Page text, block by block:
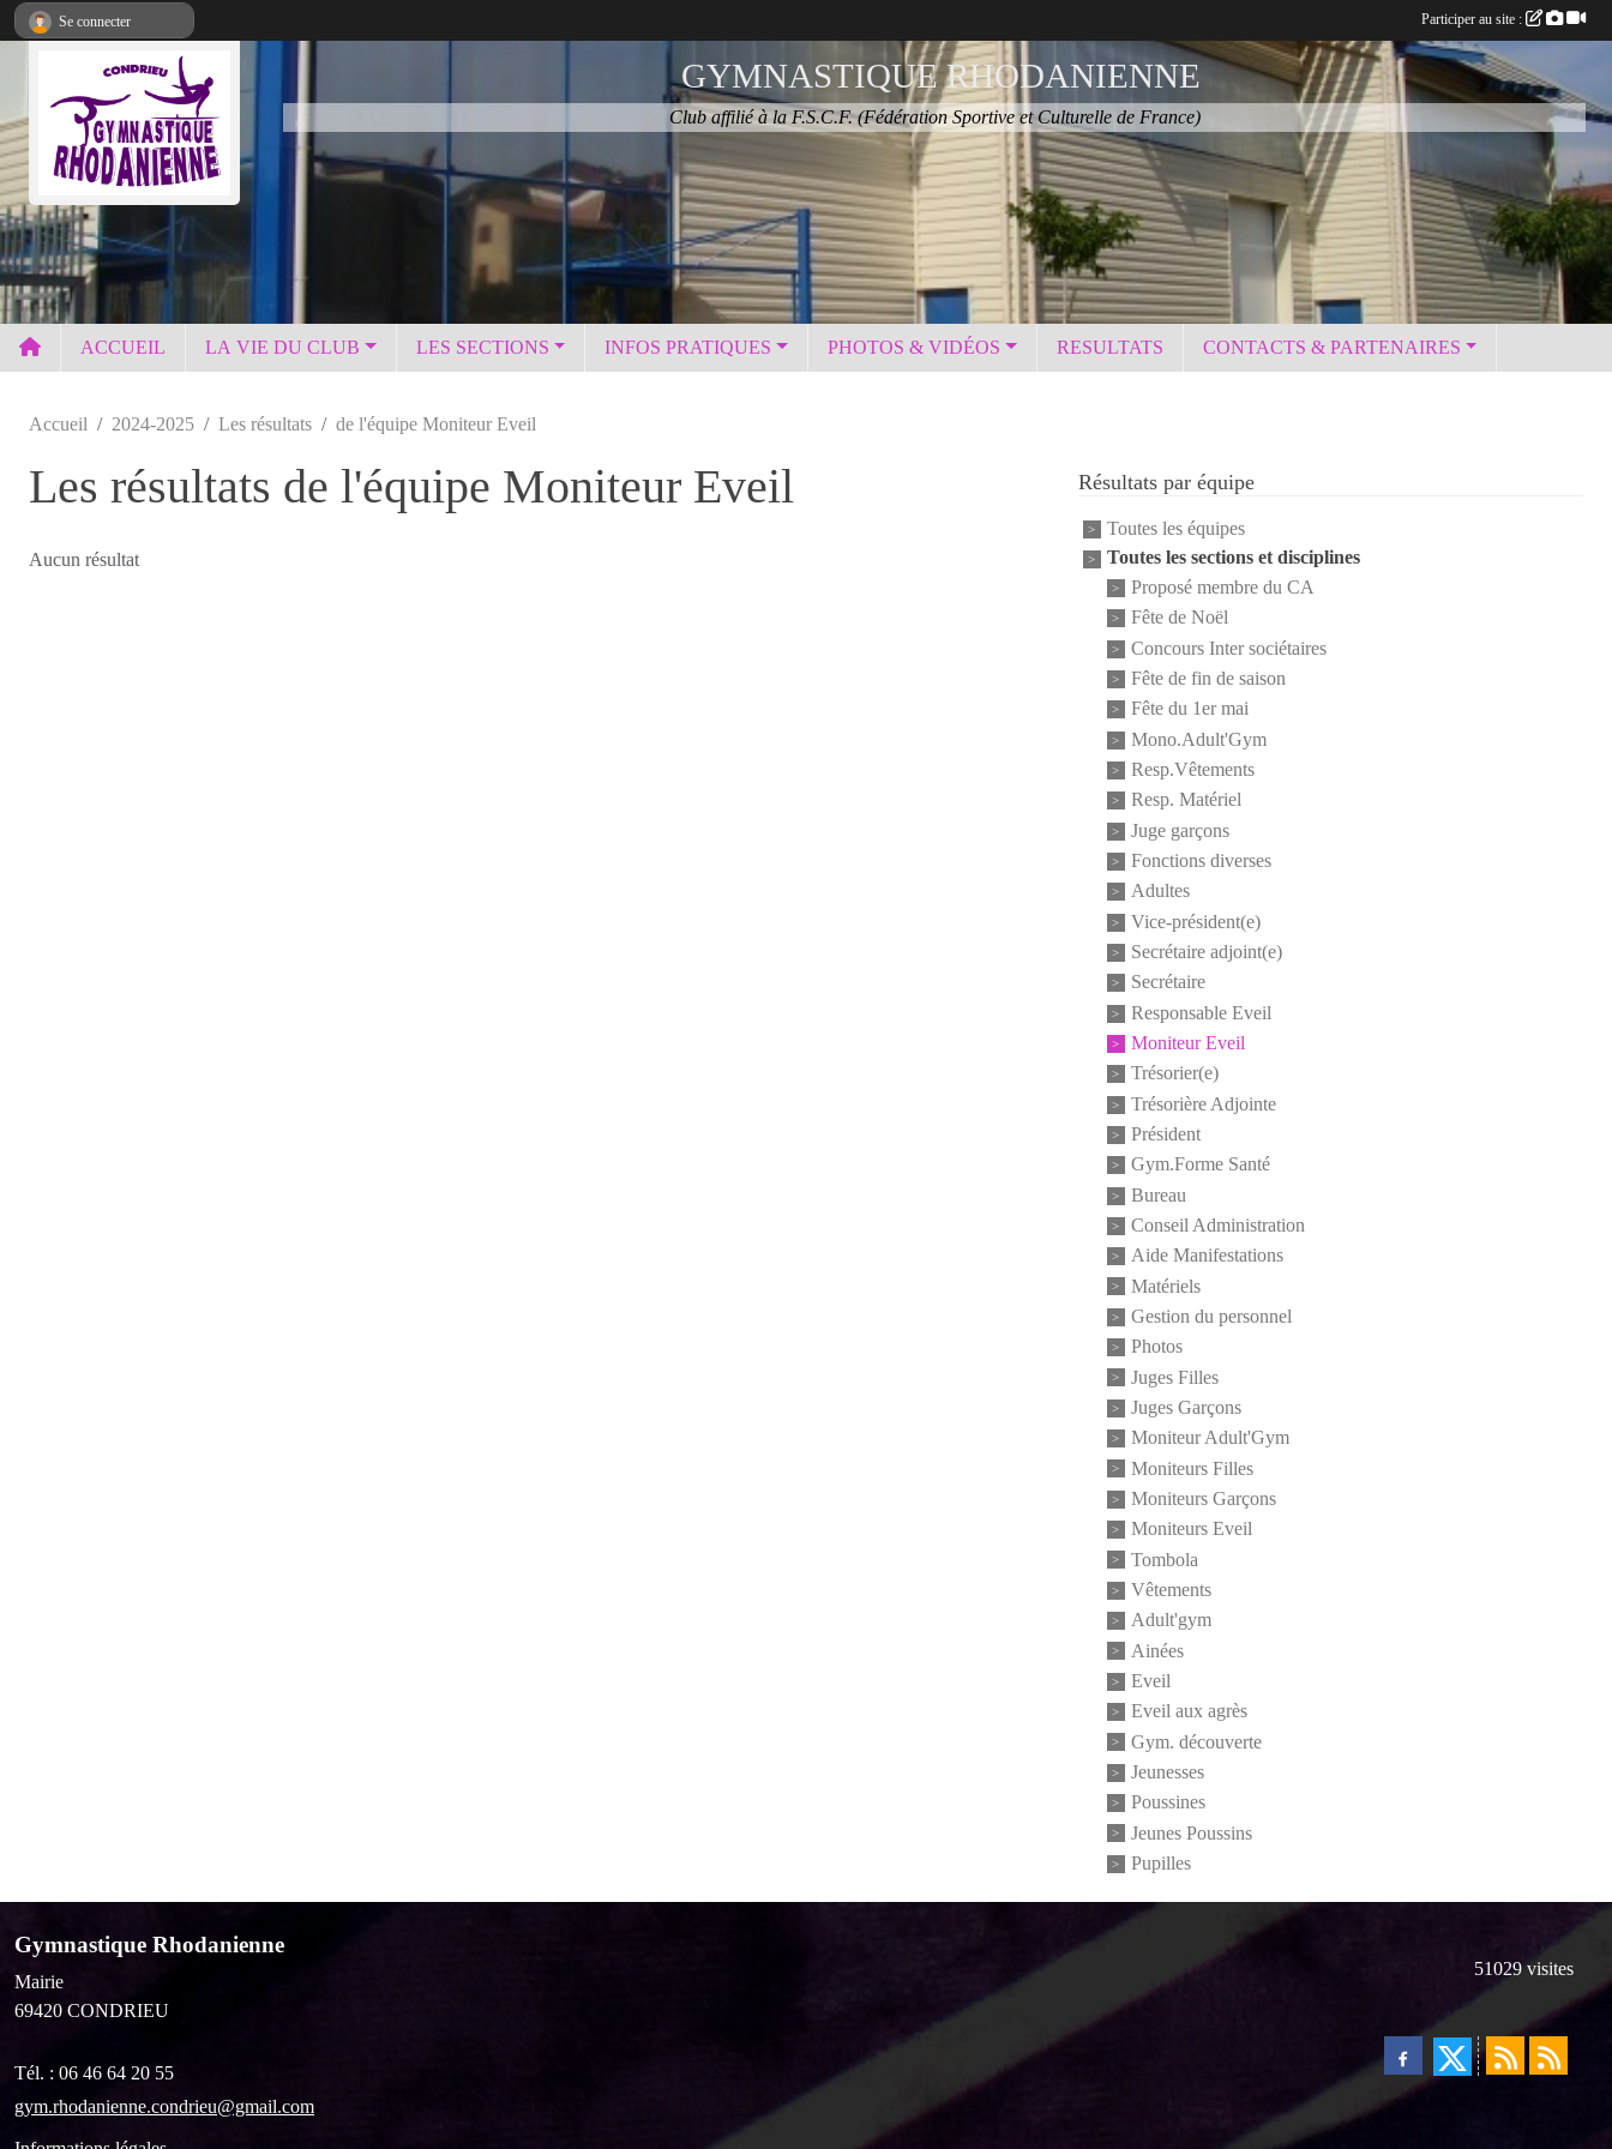
GYMNASTIQUE RHODANIENNE
Club affilié à la F.S.C.F. (Fédération Sportive et Culturelle de France)
ACCUEIL LA VIE DU CLUB LES SECTIONS INFOS PRATIQUES PHOTOS & VIDÉOS RESULTATS CONTACTS & PARTENAIRES
Accueil 2024-2025 Les résultats de l'équipe Moniteur Eveil
Les résultats de l'équipe Moniteur Eveil
Aucun résultat
Résultats par équipe
Toutes les équipes
Toutes les sections et disciplines
Proposé membre du CA
Fête de Noël
Concours Inter sociétaires
Fête de fin de saison
Fête du 1er mai
Mono.Adult'Gym
Resp.Vêtements
Resp. Matériel
Juge garçons
Fonctions diverses
Adultes
Vice-président(e)
Secrétaire adjoint(e)
Secrétaire
Responsable Eveil
Moniteur Eveil
Trésorier(e)
Trésorière Adjointe
Président
Gym.Forme Santé
Bureau
Conseil Administration
Aide Manifestations
Matériels
Gestion du personnel
Photos
Juges Filles
Juges Garçons
Moniteur Adult'Gym
Moniteurs Filles
Moniteurs Garçons
Moniteurs Eveil
Tombola
Vêtements
Adult'gym
Ainées
Eveil
Eveil aux agrès
Gym. découverte
Jeunesses
Poussines
Jeunes Poussins
Pupilles
Gymnastique Rhodanienne
Mairie
69420 CONDRIEU
Tél. : 06 46 64 20 55
gym.rhodanienne.condrieu@gmail.com
51029visites
Se connecter Participer au site :
Panneau de gestion des cookies